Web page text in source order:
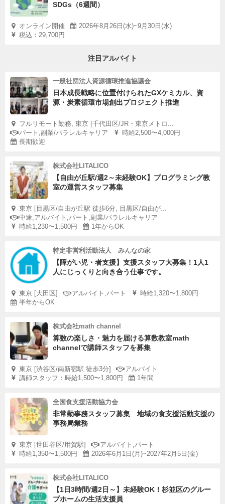
SDGs（6週間）
オンライン開催
2026年8月26日(水)~9月30日(水)
税込：29,700円
注目アルバイト
一般社団法人資源循環推進協議会
日本成長戦略に位置付けられたGXケミカル、資
源・炭素循環市場創出プロジェクト推進
フルリモート勤務, 東京 [千代田区/JR・東京メトロ...
パート,副業/パラレルキャリア
時給2,500〜4,000円
長期歓迎
株式会社LITALICO
【自由が丘駅/週2～未経験OK】プログラミング教
室の運営スタッフ募集
東京 [目黒区/自由が丘駅 徒歩6分, 目黒区/自由が...
中途,アルバイト,パート,副業/パラレルキャリア
時給1,230〜1,500円
1年からOK
特定非営利活動法人 みんなの家
【障がい児・者支援】支援スタッフ大募集！1人1
人にじっくりと向き合う仕事です。
東京 [大田区] アルバイト,パート
時給1,320〜1,800円
半年からOK
株式会社math channel
算数の楽しさ・魅力を届ける算数教室math
channelで講師スタッフを募集
東京 [渋谷区/南新宿駅 徒歩3分]
アルバイト
講師スタッフ：時給1,500〜1,800円
1年間
全国食支援活動協力会
非常勤事務スタッフ募集 地域の食支援活動支援の
事務局業務
東京 [世田谷区/用賀駅]
アルバイト,パート
時給1,350〜1,500円
2026年6月1日(月)~2027年2月5日(金)
株式会社LITALICO
【1日3時間/週2日～】未経験OK！杉並区のグルー
プホームの生活支援員